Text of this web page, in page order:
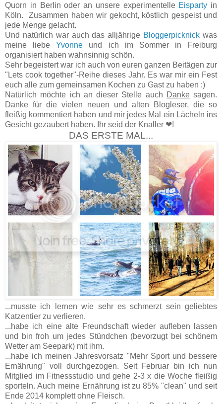
Quorn in Berlin oder an unsere experimentelle Eisparty in
Köln. Zusammen haben wir gekocht, köstlich gespeist und
jede Menge gelacht.
Und natürlich war auch das alljährige Bloggerpicknick was
meine liebeYvonne und ich im Sommer in Freiburg
organisiert haben wahnsinnig schön.
Sehr begeistert war ich auch von euren ganzen Beitägen zur
"Lets cook together"-Reihe dieses Jahr. Es war mir ein Fest
euch alle zum gemeinsamen Kochen zu Gast zu haben :)
Natürlich möchte ich an dieser Stelle auch Dankesagen.
Danke für die vielen neuen und alten Blogleser, die so
fleißig kommentiert haben und mir jedes Mal ein Lächeln ins
Gesicht gezaubert haben. Ihr seid der Knaller ❤!
DAS ERSTE MAL...
...musste ich lernen wie sehr es schmerzt sein geliebtes
Katzentier zu verlieren.
...habe ich eine alte Freundschaft wieder aufleben lassen
und bin froh um jedes Stündchen (bevorzugt bei schönem
Wetter am Seepark) mit ihm.
...habe ich meinen Jahresvorsatz "Mehr Sport und bessere
Ernährung" voll durchgezogen. Seit Februar bin ich nun
Mitglied im Fitnessstudio und gehe 2-3 x die Woche fleißig
sporteln. Auch meine Ernährung ist zu 85% "clean" und seit
Ende 2014 komplett ohne Fleisch.